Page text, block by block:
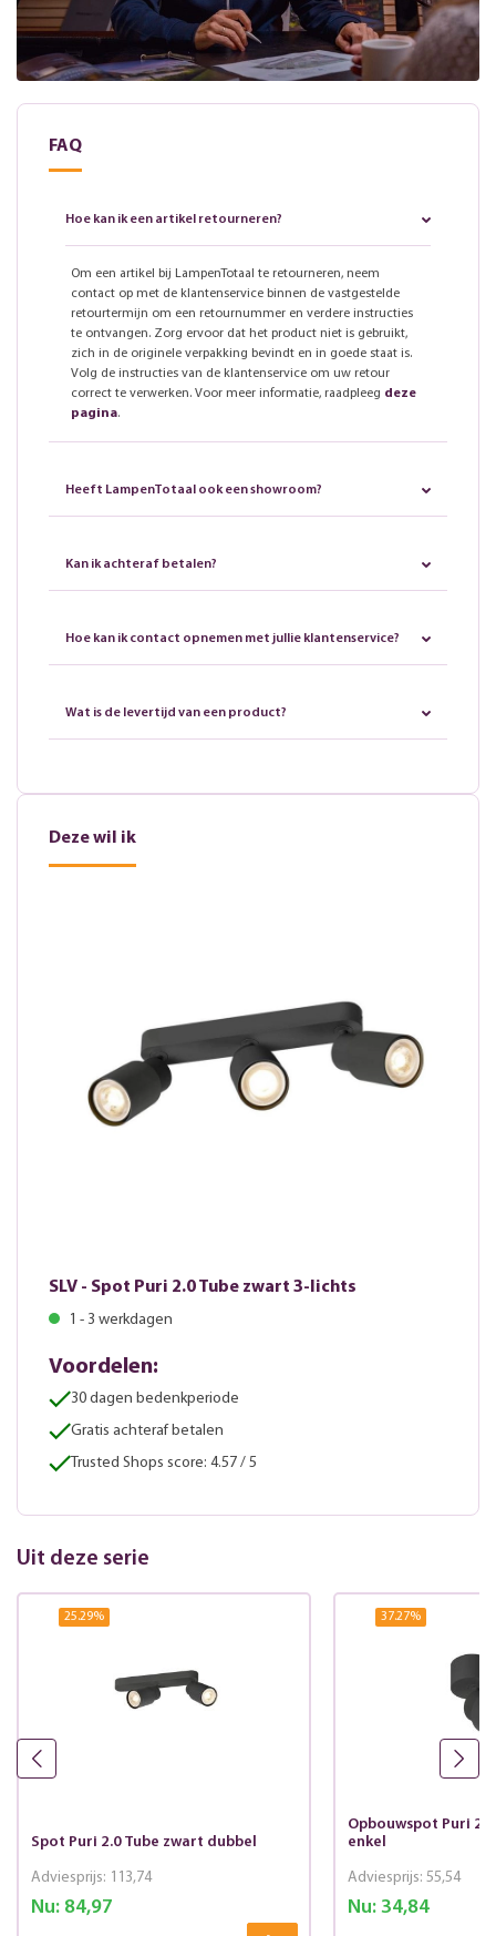
FAQ
Hoe kan ik een artikel retourneren?
Om een artikel bij LampenTotaal te retourneren, neem
contact op met de klantenservice binnen de vastgestelde
retourtermijn om een retournummer en verdere instructies
te ontvangen. Zorg ervoor dat het product niet is gebruikt,
zich in de originele verpakking bevindt en in goede staat is.
Volg de instructies van de klantenservice om uw retour
correct te verwerken. Voor meer informatie, raadpleeg deze
pagina.
Heeft LampenTotaal ook een showroom?
Kan ik achteraf betalen?
Hoe kan ik contact opnemen met jullie klantenservice?
Wat is de levertijd van een product?
Deze wil ik
SLV - Spot Puri 2.0 Tube zwart 3-lichts
1 - 3 werkdagen
Voordelen:
30 dagen bedenkperiode
Gratis achteraf betalen
Trusted Shops score: 4.57 / 5
Uit deze serie
25.29%
Spot Puri 2.0 Tube zwart dubbel
Nu:84,97
Adviesprijs: 113,74
37.27%
Opbouwspot Puri
enkel
Nu:34,84
Adviesprijs: 55,54